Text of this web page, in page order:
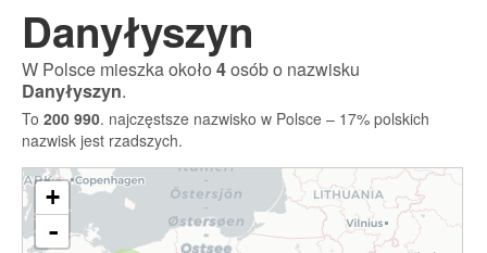
Danyłyszyn
W Polsce mieszka około4osób o nazwisku
Danyłyszyn.
To 200 990. najczęstsze nazwisko w Polsce – 17% polskich
nazwisk jest rzadszych.
+
-